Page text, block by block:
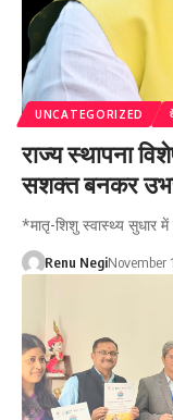
UNCATEGORIZED
राज्य स्थापना
सशक्त बनकर
*मातृ-शिशु स्वास्थ्य सुधार
Renu NegiNovember